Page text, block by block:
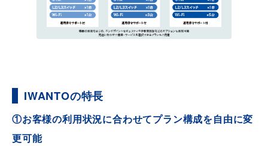
IWANTOの特長
①お客様の利用状況に合わせてプラン構成を自由に変
更可能